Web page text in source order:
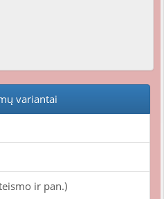
variantai
ir pan.)